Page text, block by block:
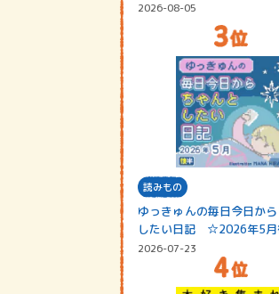
2026-08-05
読みもの
ゆっきゅんの毎日今日か
したい日記 ☆2026年5
2026-07-23